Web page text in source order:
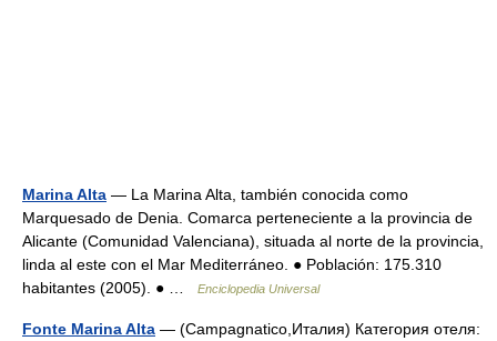
Marina Alta — La Marina Alta, también conocida como
Marquesado de Denia. Comarca perteneciente a la provincia de
Alicante (Comunidad Valenciana), situada al norte de la provincia,
linda al este con el Mar Mediterráneo. ● Población: 175.310
habitantes (2005). ● …
Enciclopedia Universal
Fonte Marina Alta — (Campagnatico,Италия) Категория отеля: